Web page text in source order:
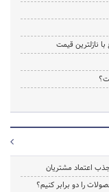
نازلترین قیمت
اعتماد مشتریان
را دو برابر کنیم؟